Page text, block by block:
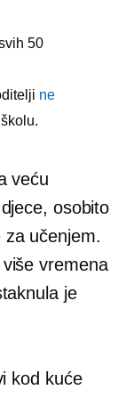
50
ne
veću
osobito
učenjem.
vremena
je
kod kuće